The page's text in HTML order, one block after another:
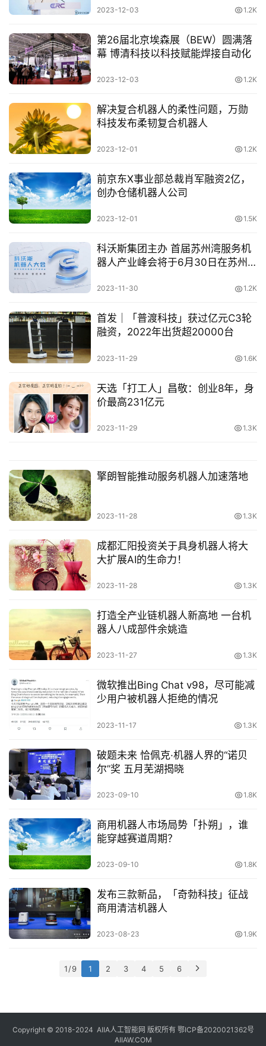
业
人
工
智
能
深
度
习
云
计
未
疗
智
能
驶
智
慧
更
多
容
登录 注册
2023-12-03 1.2K
第26届北京埃森展（BEW）圆满落
幕 博清科技以科技赋能焊接自动化
2023-12-03 1.2K
解决复合机器人的柔性问题，万勋
科技发布柔韧复合机器人
2023-12-01 1.2K
前京东X事业部总裁肖军融资2亿，
创办仓储机器人公司
2023-12-01 1.5K
科沃斯集团主办 首届苏州湾服务机
器人产业峰会将于6月30日在苏州
2023-11-30 1.2K
首发｜「普渡科技」获过亿元C3轮
融资，2022年出货超20000台
2023-11-29 1.6K
天选「打工人」昌敬：创业8年，身
价最高231亿元
2023-11-29 1.3K
擎朗智能推动服务机器人加速落地
2023-11-28 1.3K
成都汇阳投资关于具身机器人将大
大扩展AI的生命力！
2023-11-28 1.3K
打造全产业链机器人新高地 一台机
器人八成部件余姚造
2023-11-27 1.3K
微软推出Bing Chat v98，尽可能减
少用户被机器人拒绝的情况
2023-11-17 1.3K
破题未来 恰佩克·机器人界的“诺贝
尔”奖 五月芜湖揭晓
2023-09-10 1.8K
商用机器人市场局势「扑朔」，谁
能穿越赛道周期？
2023-09-10 1.8K
发布三款新品，「奇勃科技」征战
商用清洁机器人
2023-08-23 1.9K
1 / 9 1 2 3 4 5 6
Copyright © 2018-2024 AIIA人工智能网 版权所有 鄂ICP备2020021362号
AIIAW.COM